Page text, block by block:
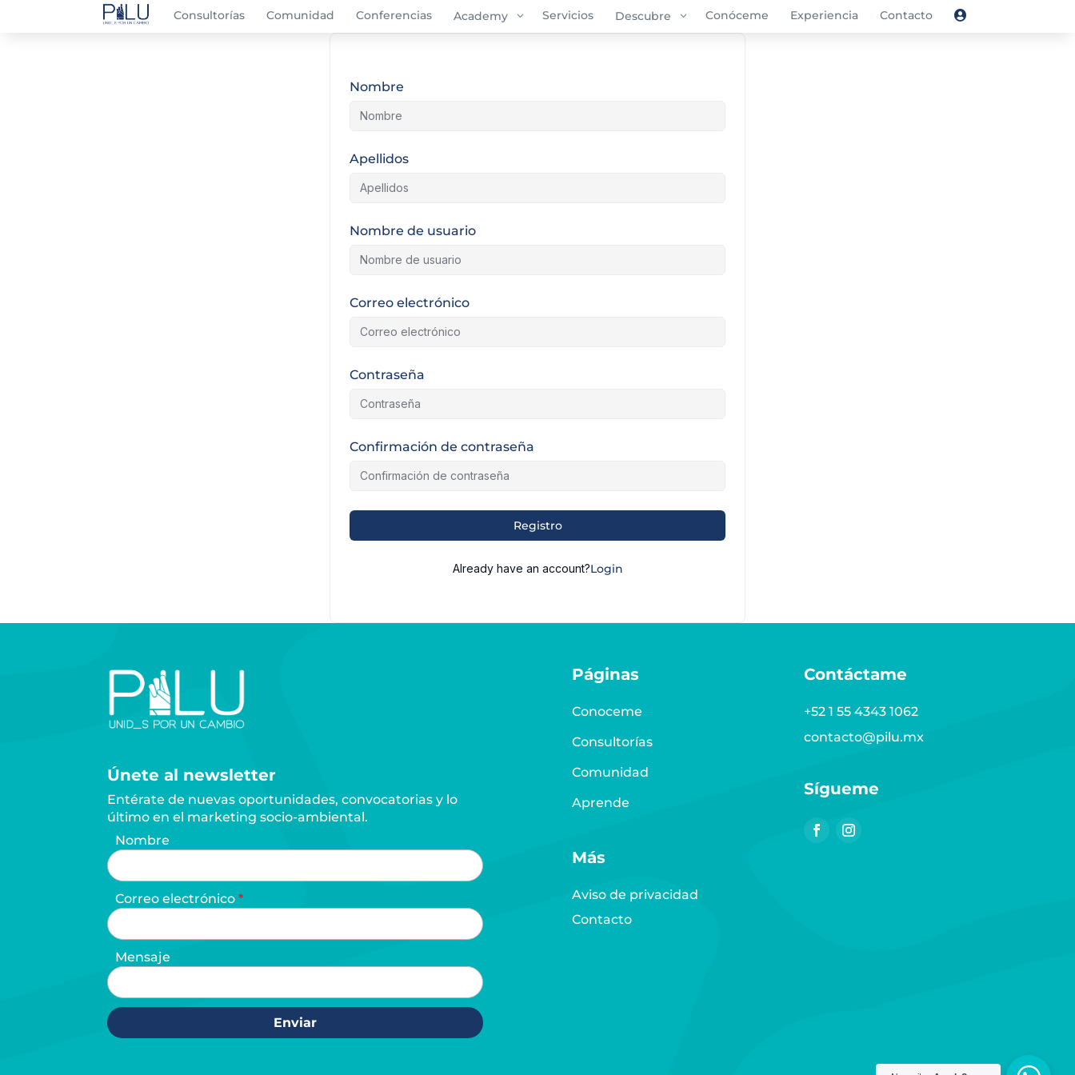
Consultorías Comunidad Conferencias Academy 3 Servicios Descubre 3 Conóceme Experiencia Contacto 
Nombre
Apellidos
Nombre de usuario
Correo electrónico
Contraseña
Confirmación de contraseña
Alternative: Registro
Already have an account?Login
Únete al newsletter
Entérate de nuevas oportunidades, convocatorias y lo
último en el marketing socio-ambiental.
Nombre
Correo electrónico
Mensaje
Enviar
Páginas
Conoceme
Consultorías
Comunidad
Aprende
Más
Aviso de privacidad
Contacto
Contáctame
+52 1 55 4343 1062
contacto@pilu.mx
Sígueme